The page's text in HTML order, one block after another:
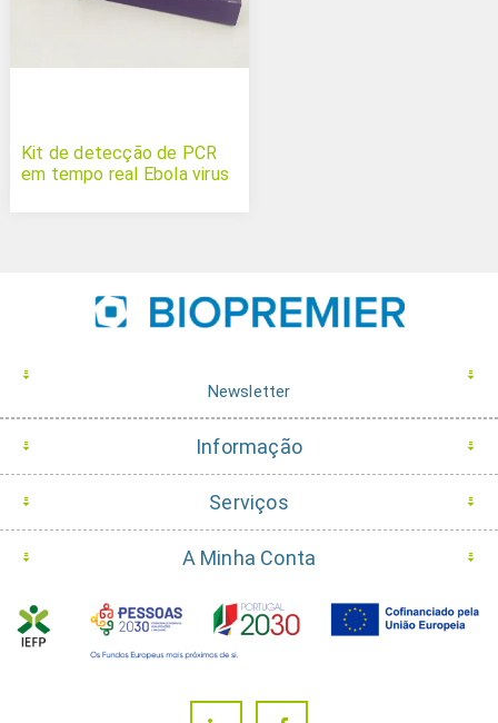
Kit de detecção de PCR
em tempo real Ebola virus
Newsletter
Informação
Serviços
A Minha Conta